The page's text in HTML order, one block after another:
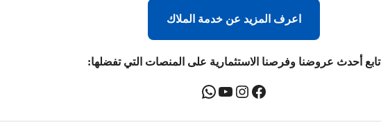
اعرف المزيد عن خدمة الملاك
تابع أحدث عروضنا وفرصنا الاستثمارية على المنصات التي تفضلها: